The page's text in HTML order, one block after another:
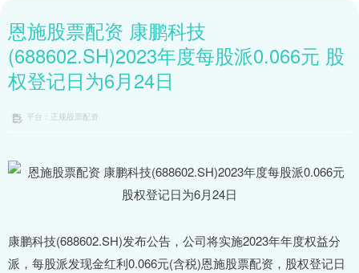
恩施股票配资 康鹏科技
(688602.SH)2023年度每股派0.066元 股
权登记日为6月24日
平台：正规股票配资
康鹏科技(688602.SH)发布公告，公司将实施2023年年度权益分
派，每股派发现金红利0.066元(含税)恩施股票配资，股权登记日